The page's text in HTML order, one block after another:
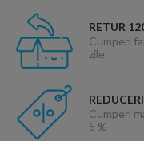
RETUR
Cumperi
zile
Cumperi
5 %